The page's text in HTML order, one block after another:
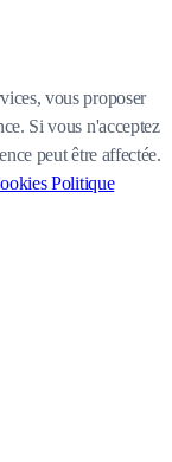
vous proposer
Si vous n'acceptez
peut être affectée.
Politique